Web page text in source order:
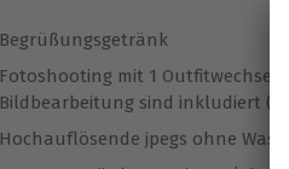
Begrüßungsgetränk
Fotoshooting mit 1 Outfitwechsel,
Bildbearbeitung sind inkludiert
Hochauflösende jpegs ohne